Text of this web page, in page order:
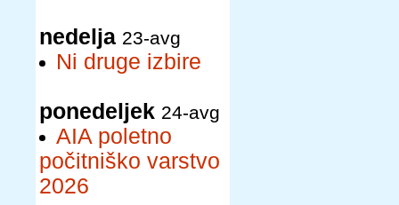
nedelja 23-avg
Ni druge izbire
ponedeljek 24-avg
AIA poletno
počitniško varstvo
2026